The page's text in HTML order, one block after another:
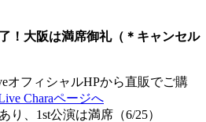
！大阪は満席御礼（＊キャンセル
オフィシャルHPから直販でご購
Charaページへ
り、1st公演は満席（6/25）